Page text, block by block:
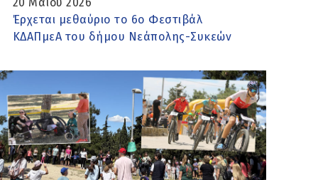
20 Μαΐου 2026
Έρχεται μεθαύριο το 6ο Φεστιβάλ
ΚΔΑΠμεΑ του δήμου Νεάπολης-Συκεών